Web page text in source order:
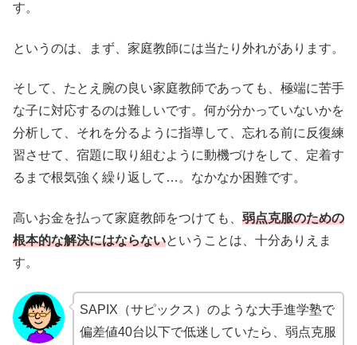
す。
というのは、まず、家庭教師には当たり外れがあります。
そして、たとえ腕の良い家庭教師であっても、極端に苦手
な子に対応するのは難しいです。何が分かっていないかを
分析して、それを分るように指導して、忘れる前に反復練
習させて、宿題に取り組むように動機づけをして、定着す
るまで根気強く繰り返して…。なかなか困難です。
高いお金を払って家庭教師をつけても、 弱点克服のための
根本的な解決にはならないということは、十分ありえま
す。
SAPIX（サピックス）のような大手進学塾で
偏差値40台以下で低迷していたら、弱点克服